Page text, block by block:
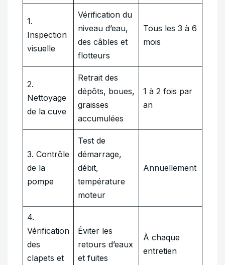
1.
Inspection
visuelle
Vérification du
niveau d’eau,
des câbles et
flotteurs
Tous les 3 à 6
mois
2.
Nettoyage
de la cuve
Retrait des
dépôts, boues,
graisses
accumulées
1 à 2 fois par
an
3. Contrôle
de la
pompe
Test de
démarrage,
débit,
température
moteur
Annuellement
4.
Vérification
des
clapets et
Éviter les
retours d’eaux
et fuites
À chaque
entretien